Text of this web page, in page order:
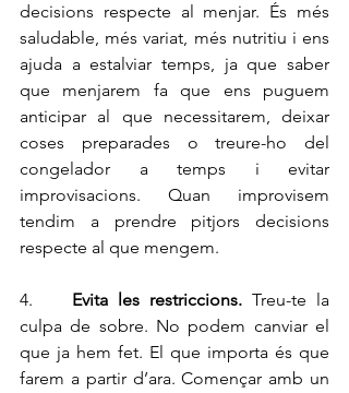
decisions respecte al menjar. És més
saludable, més variat, més nutritiu i ens
ajuda a estalviar temps, ja que saber
que menjarem fa que ens puguem
anticipar al que necessitarem, deixar
coses preparades o treure-ho del
congelador a temps i evitar
improvisacions. Quan improvisem
tendim a prendre pitjors decisions
respecte al que mengem.
4. Evita les restriccions. Treu-te la
culpa de sobre. No podem canviar el
que ja hem fet. El que importa és que
farem a partir d’ara. Començar amb un